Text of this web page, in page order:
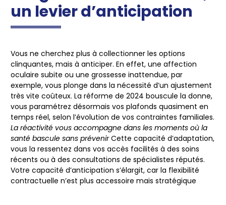
un levier d’anticipation
Vous ne cherchez plus à collectionner les options
clinquantes, mais à anticiper. En effet, une affection
oculaire subite ou une grossesse inattendue, par
exemple, vous plonge dans la nécessité d’un ajustement
très vite coûteux. La réforme de 2024 bouscule la donne,
vous paramétrez désormais vos plafonds quasiment en
temps réel, selon l’évolution de vos contraintes familiales.
La réactivité vous accompagne dans les moments où la
santé bascule sans prévenirCette capacité d’adaptation,
vous la ressentez dans vos accès facilités à des soins
récents ou à des consultations de spécialistes réputés.
Votre capacité d’anticipation s’élargit, car la flexibilité
contractuelle n’est plus accessoire mais stratégique